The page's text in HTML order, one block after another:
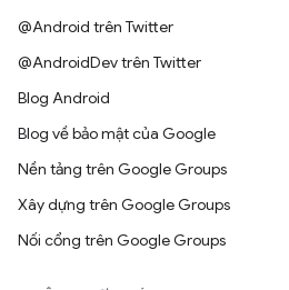
@Android trên Twitter
@AndroidDev trên Twitter
Blog Android
Blog về bảo mật của Google
Nền tảng trên Google Groups
Xây dựng trên Google Groups
Nối cổng trên Google Groups